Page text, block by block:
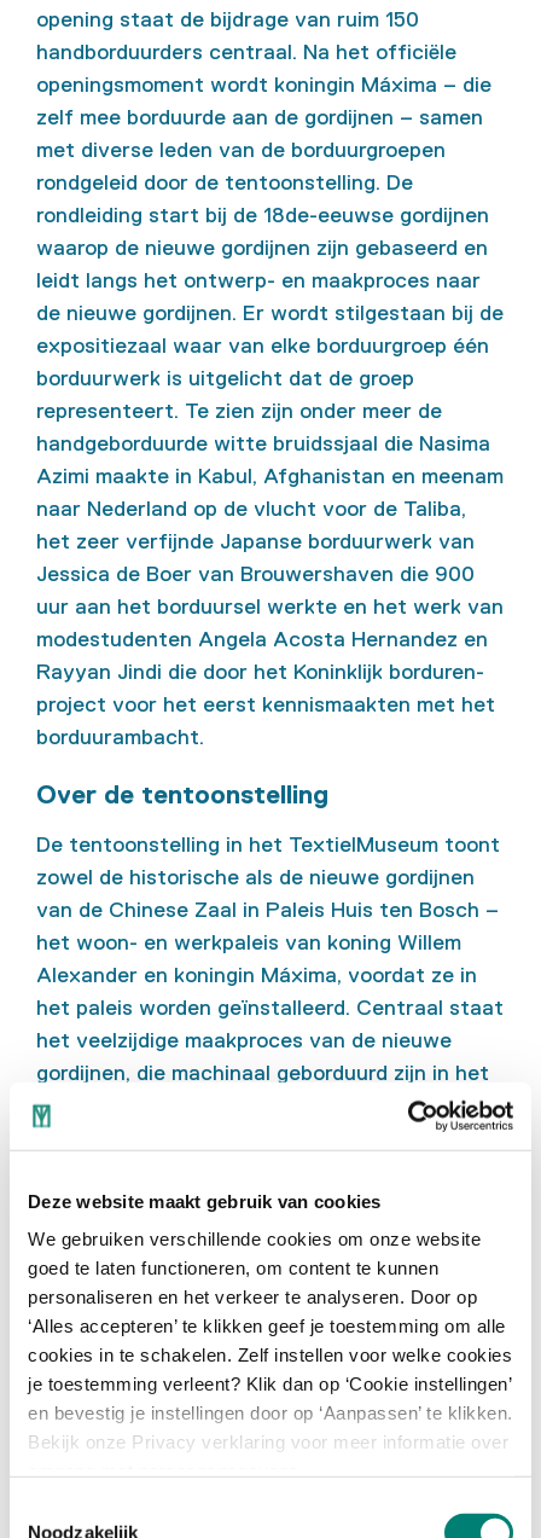
Deze website maakt gebruik van cookies
We gebruiken verschillende cookies om onze website
goed te laten functioneren, om content te kunnen
personaliseren en het verkeer te analyseren. Door op
‘Alles accepteren’ te klikken geef je toestemming om alle
cookies in te schakelen. Zelf instellen voor welke cookies
je toestemming verleent? Klik dan op ‘Cookie instellingen’
en bevestig je instellingen door op ‘Aanpassen’ te klikken.
Bekijk onze Privacy verklaring voor meer informatie over
Noodzakelijk
opening staat de bijdrage van ruim 150
handborduurders centraal. Na het officiële
openingsmoment wordt koningin Máxima – die
zelf mee borduurde aan de gordijnen – samen
met diverse leden van de borduurgroepen
rondgeleid door de tentoonstelling. De
rondleiding start bij de 18de-eeuwse gordijnen
waarop de nieuwe gordijnen zijn gebaseerd en
leidt langs het ontwerp- en maakproces naar
de nieuwe gordijnen. Er wordt stilgestaan bij de
expositiezaal waar van elke borduurgroep één
borduurwerk is uitgelicht dat de groep
representeert. Te zien zijn onder meer de
handgeborduurde witte bruidssjaal die Nasima
Azimi maakte in Kabul, Afghanistan en meenam
naar Nederland op de vlucht voor de Taliba,
het zeer verfijnde Japanse borduurwerk van
Jessica de Boer van Brouwershaven die 900
uur aan het borduursel werkte en het werk van
modestudenten Angela Acosta Hernandez en
Rayyan Jindi die door het Koninklijk borduren-
project voor het eerst kennismaakten met het
borduurambacht.
Over de tentoonstelling
De tentoonstelling in het TextielMuseum toont
zowel de historische als de nieuwe gordijnen
van de Chinese Zaal in Paleis Huis ten Bosch –
het woon- en werkpaleis van koning Willem
Alexander en koningin Máxima, voordat ze in
het paleis worden geïnstalleerd. Centraal staat
het veelzijdige maakproces van de nieuwe
gordijnen, die machinaal geborduurd zijn in het
TextielLab – de professionele werkplaats van
Máxima zelf hebben bijgedragen.
Download hier het volledig persbericht over de
tentoonstelling.
Accreditatie
Accreditatie voor de koninklijke opening is
mogelijk tot uiterlijk donderdag 24 november
vermelding van naam, medium, functie en het